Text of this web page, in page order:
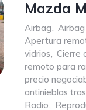
Mazda
Airbag,
Apertura
vidrios, Cierre
remoto para
precio
antinieblas
Radio,